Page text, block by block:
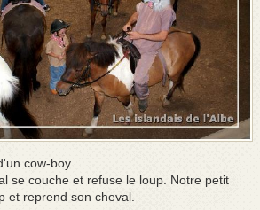
cow-boy.
se couche et refuse le loup. Notre petit
et reprend son cheval.